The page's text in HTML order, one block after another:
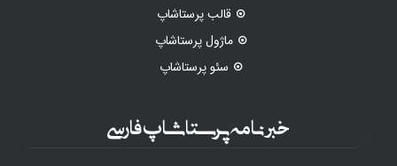
قالب پرستاشاپ
ماژول پرستاشاپ
سئو پرستاشاپ
خبرنامه پرستاشاپ فارسی